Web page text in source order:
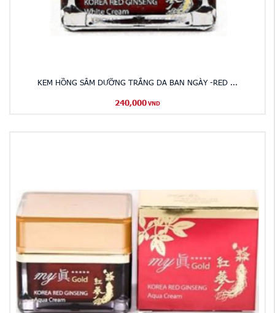
KEM HỒNG SÂM DƯỠNG TRẮNG DA BAN NGÀY -RED ...
240,000 VND